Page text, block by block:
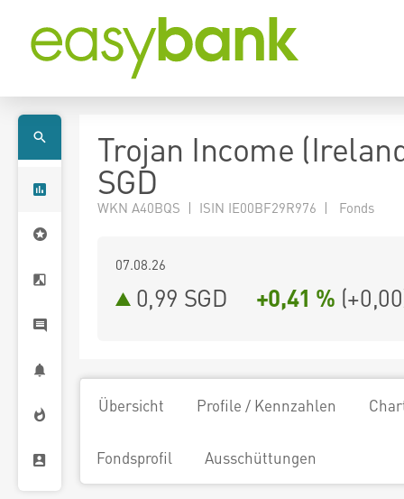
Trojan Income
SGD
WKN A40BQS | ISIN IE00BF29R976 | Fonds
07.08.26
0,99 SGD +0,41 % (+0,00
Übersicht Profile / Kennzahlen
Fondsprofil Ausschüttungen